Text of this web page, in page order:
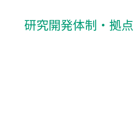
研究開発体制・拠点